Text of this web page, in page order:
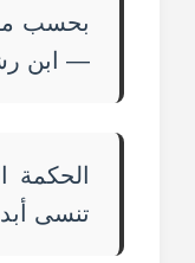
بحسب ما
— ابن
الحكمة
تنسى